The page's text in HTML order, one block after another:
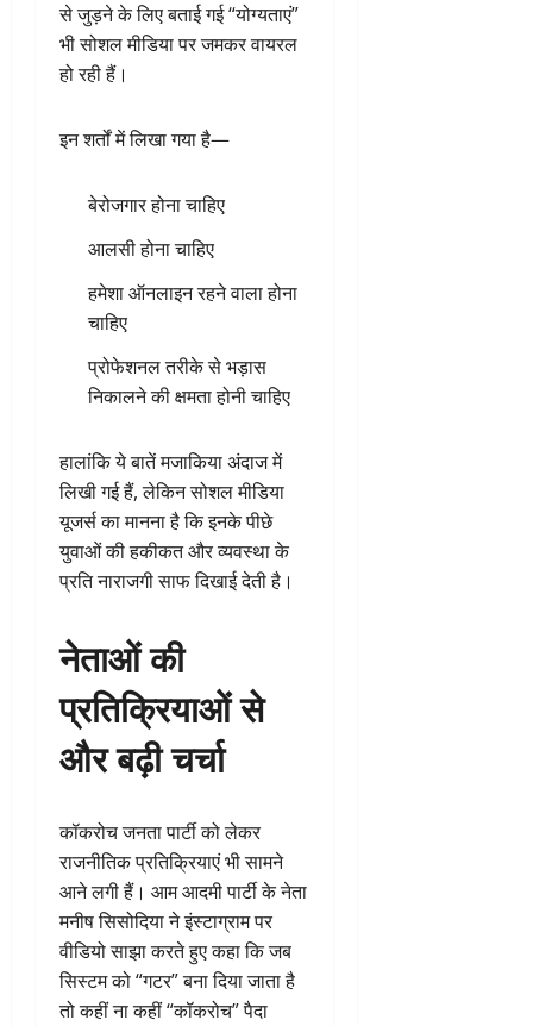
से जुड़ने के लिए बताई गई “योग्यताएं”
भी सोशल मीडिया पर जमकर वायरल
हो रही हैं।
इन शर्तों में लिखा गया है—
बेरोजगार होना चाहिए
आलसी होना चाहिए
हमेशा ऑनलाइन रहने वाला होना
चाहिए
प्रोफेशनल तरीके से भड़ास
निकालने की क्षमता होनी चाहिए
हालांकि ये बातें मजाकिया अंदाज में
लिखी गई हैं, लेकिन सोशल मीडिया
यूजर्स का मानना है कि इनके पीछे
युवाओं की हकीकत और व्यवस्था के
प्रति नाराजगी साफ दिखाई देती है।
नेताओं की
प्रतिक्रियाओं से
और बढ़ी चर्चा
कॉकरोच जनता पार्टी को लेकर
राजनीतिक प्रतिक्रियाएं भी सामने
आने लगी हैं। आम आदमी पार्टी के नेता
मनीष सिसोदिया ने इंस्टाग्राम पर
वीडियो साझा करते हुए कहा कि जब
सिस्टम को “गटर” बना दिया जाता है
तो कहीं ना कहीं “कॉकरोच” पैदा